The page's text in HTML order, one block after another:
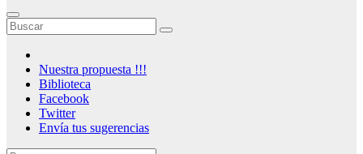
Nuestra propuesta !!!
Biblioteca
Facebook
Twitter
Envía tus sugerencias